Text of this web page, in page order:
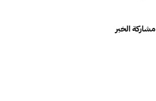
مشاركة الخبر